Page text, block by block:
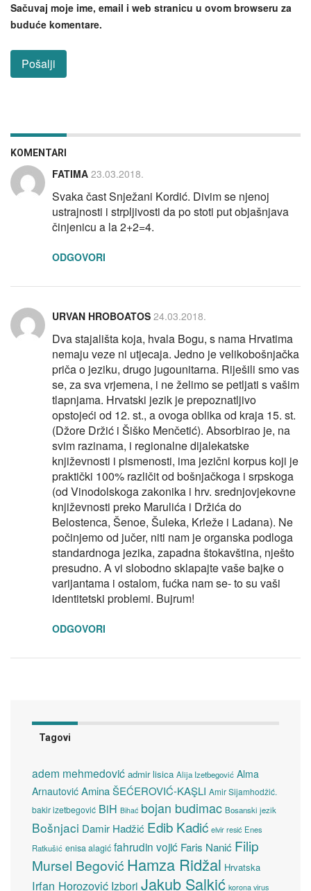
Sačuvaj moje ime, email i web stranicu u ovom browseru za
buduće komentare.
KOMENTARI
FATIMA 23.03.2018.
Svaka čast Snježani Kordić. Divim se njenoj
ustrajnosti i strpljivosti da po stoti put objašnjava
činjenicu a la 2+2=4.
ODGOVORI
URVAN HROBOATOS 24.03.2018.
Dva stajališta koja, hvala Bogu, s nama Hrvatima
nemaju veze ni utjecaja. Jedno je velikobošnjačka
priča o jeziku, drugo jugounitarna. Riješili smo vas
se, za sva vrjemena, i ne želimo se petljati s vašim
tlapnjama. Hrvatski jezik je prepoznatljivo
opstojeći od 12. st., a ovoga oblika od kraja 15. st.
(Džore Držić i Šiško Menčetić). Absorbirao je, na
svim razinama, i regionalne dijalekatske
književnosti i pismenosti, ima jezični korpus koji je
praktički 100% različit od bošnjačkoga i srpskoga
(od Vinodolskoga zakonika i hrv. srednjovjekovne
književnosti preko Marulića i Držića do
Belostenca, Šenoe, Šuleka, Krleže i Ladana). Ne
počinjemo od jučer, niti nam je organska podloga
standardnoga jezika, zapadna štokavština, nješto
presudno. A vi slobodno sklapajte vaše bajke o
varijantama i ostalom, fućka nam se- to su vaši
identitetski problemi. Bujrum!
ODGOVORI
Tagovi
adem mehmedović admir lisica Alija Izetbegović Alma
Arnautović Amina ŠEĆEROVIĆ-KAŞLI Amir Sijamhodžić.
bakir izetbegović BiH Bihać bojan budimac Bosanski jezik
Bošnjaci Damir Hadžić Edib Kadić elvir resić Enes
Ratkušić enisa alagić fahrudin vojić Faris Nanić Filip
Mursel Begović Hamza Ridžal Hrvatska
Irfan Horozović Izbori Jakub Salkić korona virus